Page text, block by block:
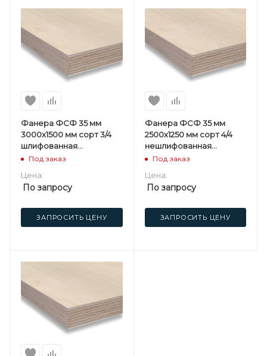
Фанера ФСФ 35 мм
3000х1500 мм сорт 3/4
шлифованная
березовая
Под заказ
Цена:
По запросу
ЗАПРОСИТЬ ЦЕНУ
Фанера ФСФ 35 мм
2500х1250 мм сорт 4/4
нешлифованная
березовая
Под заказ
Цена:
По запросу
ЗАПРОСИТЬ ЦЕНУ